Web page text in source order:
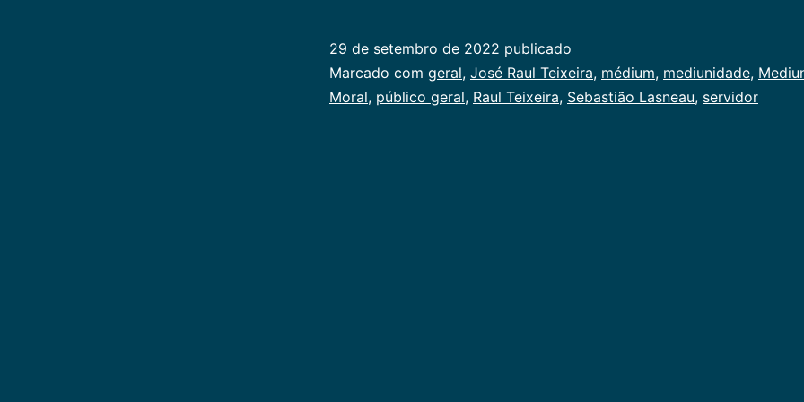
29 de setembro de 2022 publicado
Categorizado
como
Marcado com geral, José Raul Teixeira, médium, mediunidade,
Moral, público geral, Raul Teixeira, Sebastião Lasneau, servidor